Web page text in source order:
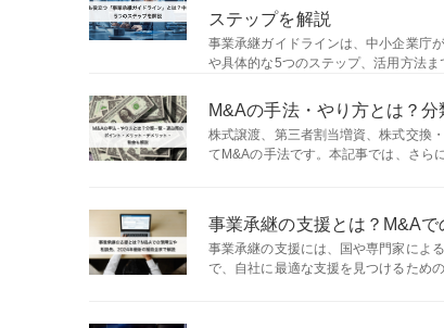
ステップを解説
事業承継ガイドラインは、中小企業庁
や具体的な5つのステップ、活用方法ま
M&Aの手法・やり方とは？
株式譲渡、第三者割当増資、株式交換
てM&Aの手法です。本記事では、さら
事業承継の支援とは？M&A
事業承継の支援には、国や専門家によ
で、自社に最適な支援を見つけるため